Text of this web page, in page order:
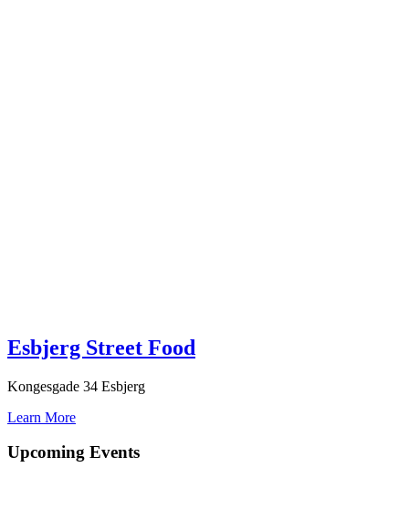
Esbjerg Street Food
Kongesgade 34 Esbjerg
Learn More
Upcoming Events